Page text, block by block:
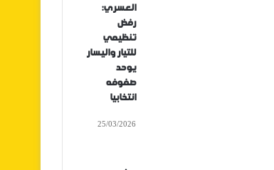
العسري:
رفض
تنظيمي
للتيار واليسار
يوحد
صفوفه
انتخابيا
25/03/2026